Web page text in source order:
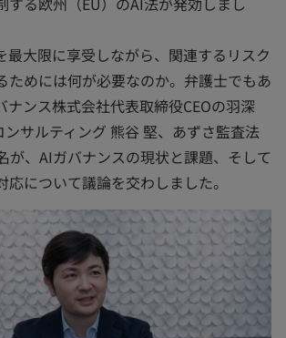
最大限に享受しながら、関連するリスク
ためには何が必要なのか。弁護士でもあ
ナンス株式会社代表取締役CEOの羽深
ンサルティング 熊谷 堅、あずさ監査法
が、AIガバナンスの現状と課題、そして
応について議論を交わしました。